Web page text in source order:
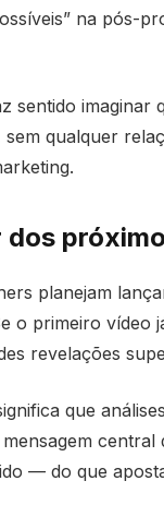
na pós-
sentido
qualquer
dos
planejam
o primeiro vídeo
revelações
que
— do que